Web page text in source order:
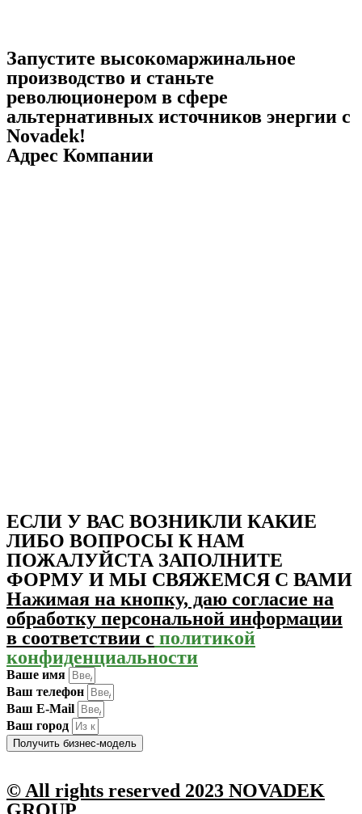
Запустите высокомаржинальное
производство и станьте
революционером в сфере
альтернативных источников энергии с
Novadek!
Адрес Компании
ЕСЛИ У ВАС ВОЗНИКЛИ КАКИЕ
ЛИБО ВОПРОСЫ К НАМ
ПОЖАЛУЙСТА ЗАПОЛНИТЕ
ФОРМУ И МЫ СВЯЖЕМСЯ С ВАМИ
Нажимая на кнопку, даю согласие на
обработку персональной информации
в соответствии с политикой
конфиденциальности
Ваше имя
Ваш телефон
Ваш E-Mail
Ваш город
Получить бизнес-модель
© All rights reserved 2023 NOVADEK